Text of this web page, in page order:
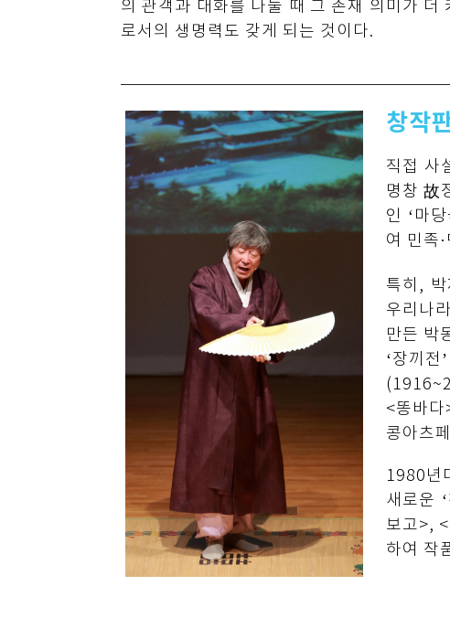
의 관객과 대화를 나눌 때 그 존재 의미가 더
로서의 생명력도 갖게 되는 것이다.
창작
직접 사
명창 故
인 ‘마
여 민족
특히,
우리나
만든 박
‘장끼
<똥바
콩아츠
1980년
새로운
보고>,
하여 작